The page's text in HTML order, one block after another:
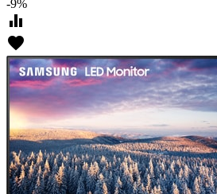
-9%
equalizer
favorite